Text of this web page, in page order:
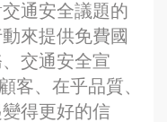
通安全議題的
來提供免費國
交通安全宣
客、在乎品質、
得更好的信